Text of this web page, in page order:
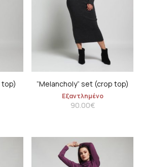
top) ”Melancholy” set (crop top)
Εξαντλημένο
90.00€